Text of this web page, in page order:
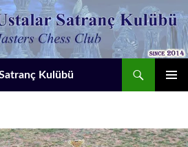
Kulübü